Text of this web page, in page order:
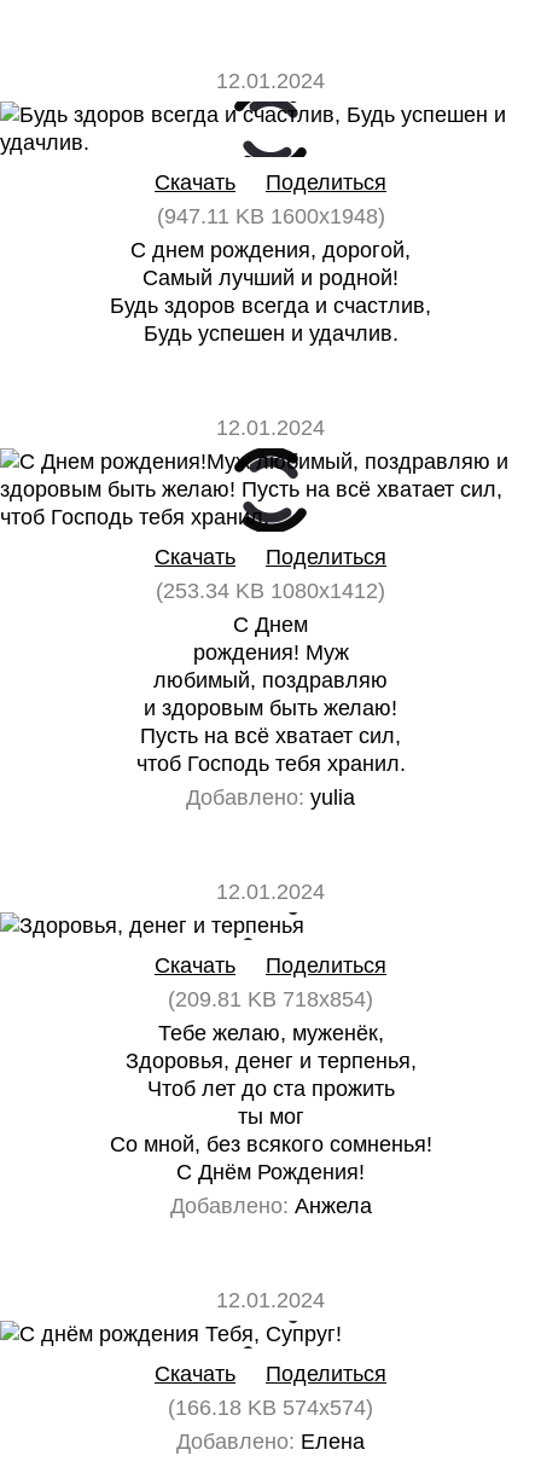
12.01.2024
Скачать
Поделиться
(947.11 KB 1600x1948)
С днем рождения, дорогой,
Самый лучший и родной!
Будь здоров всегда и счастлив,
Будь успешен и удачлив.
12.01.2024
0
Скачать
Поделиться
(253.34 KB 1080x1412)
С Днем
рождения! Муж
любимый, поздравляю
и здоровым быть желаю!
Пусть на всё хватает сил,
чтоб Господь тебя хранил.
Добавлено: yulia
12.01.2024
0
Скачать
Поделиться
(209.81 KB 718x854)
Тебе желаю, муженёк,
Здоровья, денег и терпенья,
Чтоб лет до ста прожить
ты мог
Со мной, без всякого сомненья!
С Днём Рождения!
Добавлено: Анжела
12.01.2024
0 0
Скачать
Поделиться
(166.18 KB 574x574)
Добавлено: Елена